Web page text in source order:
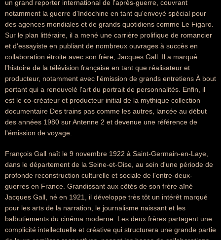
un grand reporter international de l'après-guerre, couvrant
notamment la guerre d'Indochine en tant qu'envoyé spécial pour
des agences mondiales et de grands quotidiens comme Le Figaro.
Sur le plan littéraire, il a mené une carrière prolifique de romancier
et d'essayiste en publiant de nombreux ouvrages à succès en
collaboration étroite avec son frère, Jacques Gall. Il a marqué
l'histoire de la télévision française en tant que réalisateur et
producteur, notamment avec l'émission de grands entretiens À bout
portant qui a renouvelé l'art du portrait de personnalités. Enfin, il
est le co-créateur et producteur initial de la mythique collection
documentaire Des trains pas comme les autres, lancée au début
des années 1980 sur Antenne 2 et devenue une référence de
l'émission de voyage.
François Gall naît le 9 novembre 1922 à Saint-Germain-en-Laye,
dans le département de la Seine-et-Oise, au sein d'une période de
profonde reconstruction culturelle et sociale de l'entre-deux-
guerres en France. Grandissant aux côtés de son frère aîné
Jacques Gall, né en 1921, il développe très tôt un intérêt marqué
pour les arts de la narration, le journalisme naissant et les
balbutiements du cinéma moderne. Les deux frères partagent une
complicité intellectuelle et créative qui structurera une grande partie